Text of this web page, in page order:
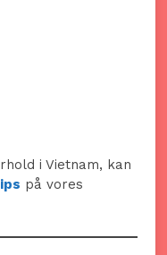
i Vietnam, kan
på vores